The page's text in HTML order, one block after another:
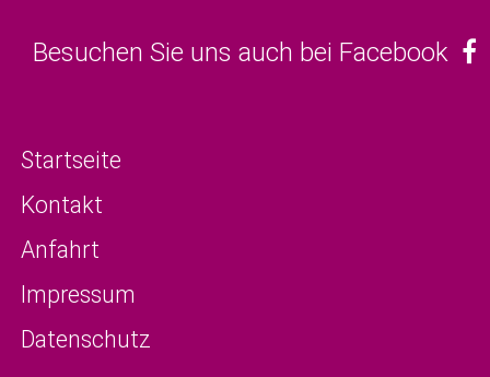
Besuchen Sie uns auch bei Facebook
Startseite
Kontakt
Anfahrt
Impressum
Datenschutz